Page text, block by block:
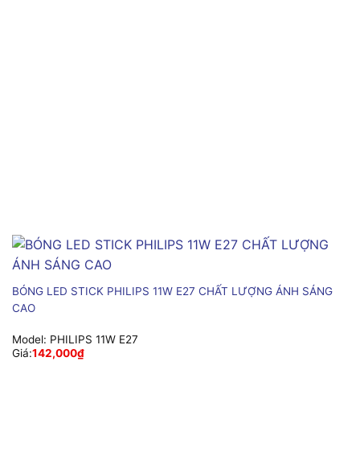
BÓNG LED STICK PHILIPS 11W E27 CHẤT LƯỢNG ÁNH SÁNG
CAO
Model: PHILIPS 11W E27
Giá:142,000₫